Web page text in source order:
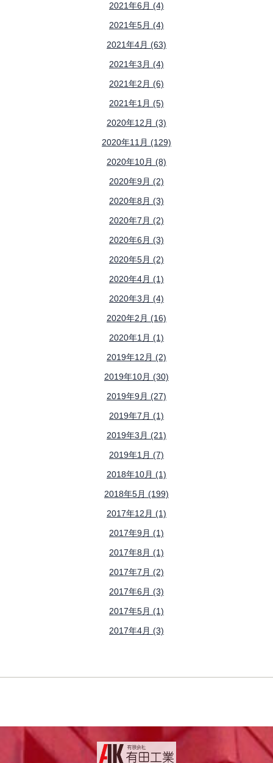
2021年6月 (4)
2021年5月 (4)
2021年4月 (63)
2021年3月 (4)
2021年2月 (6)
2021年1月 (5)
2020年12月 (3)
2020年11月 (129)
2020年10月 (8)
2020年9月 (2)
2020年8月 (3)
2020年7月 (2)
2020年6月 (3)
2020年5月 (2)
2020年4月 (1)
2020年3月 (4)
2020年2月 (16)
2020年1月 (1)
2019年12月 (2)
2019年10月 (30)
2019年9月 (27)
2019年7月 (1)
2019年3月 (21)
2019年1月 (7)
2018年10月 (1)
2018年5月 (199)
2017年12月 (1)
2017年9月 (1)
2017年8月 (1)
2017年7月 (2)
2017年6月 (3)
2017年5月 (1)
2017年4月 (3)